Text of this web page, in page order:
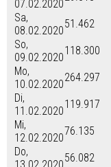
07.02.2020
Sa,
08.02.2020
51.462
So,
09.02.2020
118.300
Mo,
10.02.2020
264.297
Di,
11.02.2020
119.917
Mi,
12.02.2020
76.135
Do,
56.082